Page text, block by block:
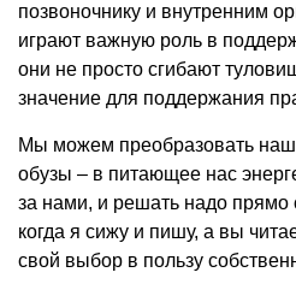
позвоночнику и внутренним
играют важную роль в
они не просто сгибают
значение для поддержания
Мы можем преобразовать
обузы – в питающее нас
за нами, и решать надо прямо
когда я сижу и пишу, а вы
свой выбор в пользу